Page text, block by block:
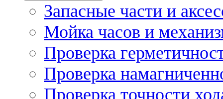
Запасные части и
Мойка часов и
Проверка
Проверка
Проверка точности